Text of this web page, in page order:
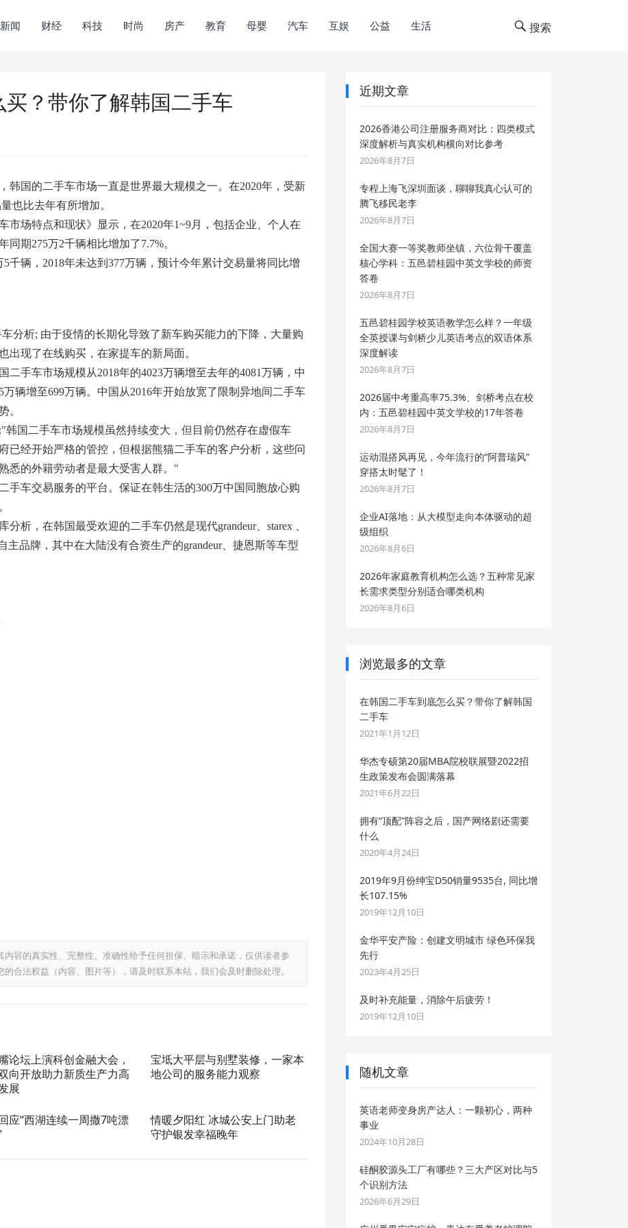
新闻 财经 科技 时尚 房产 教育 母婴 汽车 互娱 公益 生活 搜索
？带你了解韩国二手车
韩国的二手车市场一直是世界最大规模之一。在2020年，受新
也比去年有所增加。
市场特点和现状》显示，在2020年1~9月，包括企业、个人在
期275万2千辆相比增加了7.7%。
千辆，2018年未达到377万辆，预计今年累计交易量将同比增
分析; 由于疫情的长期化导致了新车购买能力的下降，大量购
出现了在线购买，在家提车的新局面。
二手车市场规模从2018年的4023万辆增至去年的4081万辆，中
万辆增至699万辆。中国从2016年开始放宽了限制异地间二手车
。
韩国二手车市场规模虽然持续变大，但目前仍然存在虚假车
已经开始严格的管控，但根据熊猫二手车的客户分析，这些问
悉的外籍劳动者是最大受害人群。"
手车交易服务的平台。保证在韩生活的300万中国同胞放心购
析，在韩国最受欢迎的二手车仍然是现代grandeur、starex 、
主品牌，其中在大陆没有合资生产的grandeur、捷恩斯等车型
容的真实性、完整性、准确性给予任何担保、暗示和承诺，仅供读者参
合法权益（内容、图片等），请及时联系本站，我们会及时删除处理。
论坛上演科创金融大会，
向开放助力新质生产力高
展
宝坻大平层与别墅装修，一家本
地公司的服务能力观察
应“西湖连续一周撒7吨漂
情暖夕阳红 冰城公安上门助老
守护银发幸福晚年
近期文章
2026香港公司注册服务商对比：四类模式
深度解析与真实机构横向对比参考
2026年8月7日
专程上海飞深圳面谈，聊聊我真心认可的
腾飞移民老李
2026年8月7日
全国大赛一等奖教师坐镇，六位骨干覆盖
核心学科：五邑碧桂园中英文学校的师资
答卷
2026年8月7日
五邑碧桂园学校英语教学怎么样？一年级
全英授课与剑桥少儿英语考点的双语体系
深度解读
2026年8月7日
2026届中考重高率75.3%、剑桥考点在校
内：五邑碧桂园中英文学校的17年答卷
2026年8月7日
运动混搭风再见，今年流行的“阿普瑞风”
穿搭太时髦了！
2026年8月7日
企业AI落地：从大模型走向本体驱动的超
级组织
2026年8月6日
2026年家庭教育机构怎么选？五种常见家
长需求类型分别适合哪类机构
2026年8月6日
浏览最多的文章
在韩国二手车到底怎么买？带你了解韩国
二手车
2021年1月12日
华杰专硕第20届MBA院校联展暨2022招
生政策发布会圆满落幕
2021年6月22日
拥有“顶配”阵容之后，国产网络剧还需要
什么
2020年4月24日
2019年9月份绅宝D50销量9535台, 同比增
长107.15%
2019年12月10日
金华平安产险：创建文明城市 绿色环保我
先行
2023年4月25日
及时补充能量，消除午后疲劳！
2019年12月10日
随机文章
英语老师变身房产达人：一颗初心，两种
事业
2024年10月28日
硅酮胶源头工厂有哪些？三大产区对比与5
个识别方法
2026年6月29日